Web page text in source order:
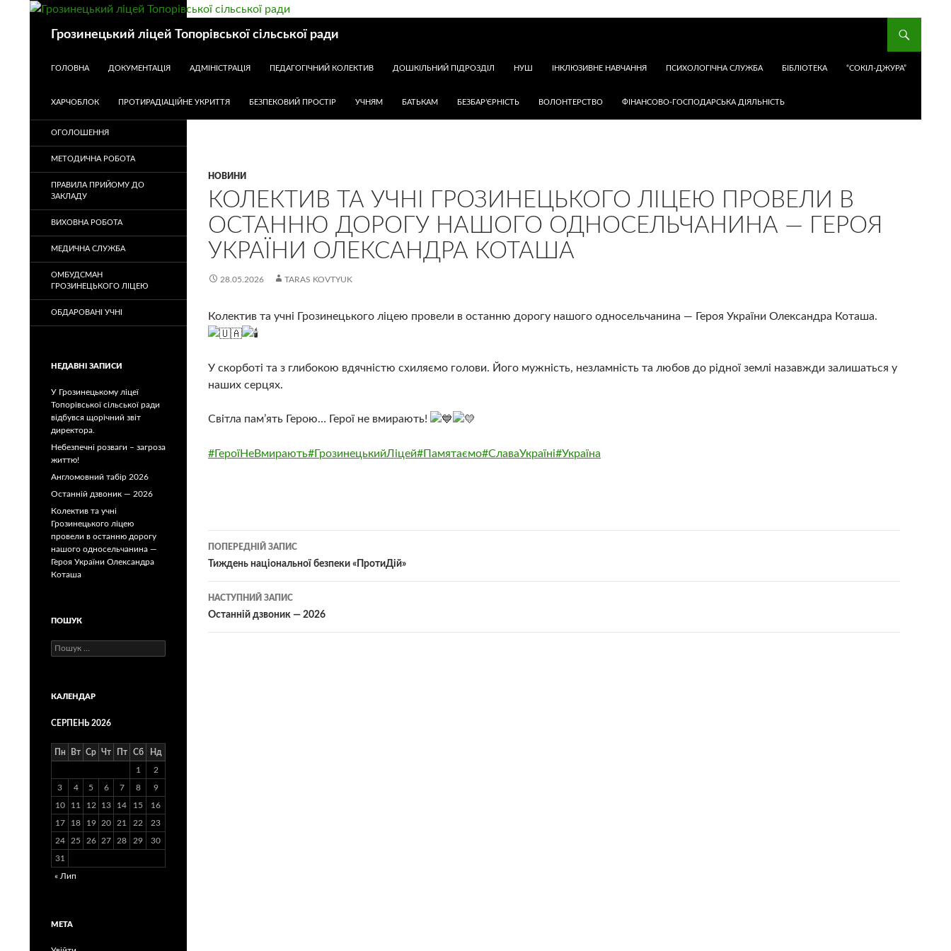
Грозинецький ліцей Топорівської сільської ради
ГОЛОВНА
ДОКУМЕНТАЦІЯ АДМІНІСТРАЦІЯ ПЕДАГОГІЧНИЙ КОЛЕКТИВ ДОШКІЛЬНИЙ ПІДРОЗДІЛ НУШ ІНКЛЮЗИВНЕ НАВЧАННЯ ПСИХОЛОГІЧНА СЛУЖБА БІБЛІОТЕКА “СОКІЛ-ДЖУРА”
ХАРЧОБЛОК ПРОТИРАДІАЦІЙНЕ УКРИТТЯ БЕЗПЕКОВИЙ ПРОСТІР УЧНЯМ БАТЬКАМ БЕЗБАР’ЄРНІСТЬ ВОЛОНТЕРСТВО ФІНАНСОВО-ГОСПОДАРСЬКА ДІЯЛЬНІСТЬ
НОВИНИ
КОЛЕКТИВ ТА УЧНІ ГРОЗИНЕЦЬКОГО ЛІЦЕЮ ПРОВЕЛИ В
ОСТАННЮ ДОРОГУ НАШОГО ОДНОСЕЛЬЧАНИНА — ГЕРОЯ
УКРАЇНИ ОЛЕКСАНДРА КОТАША
28.05.2026 TARAS KOVTYUK
Колектив та учні Грозинецького ліцею провели в останню дорогу нашого односельчанина — Героя України Олександра Коташа.
У скорботі та з глибокою вдячністю схиляємо голови. Його мужність, незламність та любов до рідної землі назавжди залишаться у
наших серцях.
Світла пам’ять Герою… Герої не вмирають!
#ГероїНеВмирають#ГрозинецькийЛіцей#Памятаємо#СлаваУкраїні#Україна
Навігація
по
записам
ПОПЕРЕДНІЙ ЗАПИС
Тиждень національної безпеки «ПротиДій»
НАСТУПНИЙ ЗАПИС
Останній дзвоник — 2026
ОГОЛОШЕННЯ
МЕТОДИЧНА РОБОТА
ПРАВИЛА ПРИЙОМУ ДО
ЗАКЛАДУ
ВИХОВНА РОБОТА
МЕДИЧНА СЛУЖБА
ОМБУДСМАН
ГРОЗИНЕЦЬКОГО ЛІЦЕЮ
ОБДАРОВАНІ УЧНІ
НЕДАВНІ ЗАПИСИ
У Грозинецькому ліцеї
Топорівської сільської ради
відбувся щорічний звіт
директора.
Небезпечні розваги – загроза
життю!
Англомовний табір 2026
Останній дзвоник — 2026
Колектив та учні
Грозинецького ліцею
провели в останню дорогу
нашого односельчанина —
Героя України Олександра
Коташа
ПОШУК
Пошук:
КАЛЕНДАР
СЕРПЕНЬ 2026
Пн Вт Ср Чт Пт Сб Нд
1 2
3 4 5 6 7 8 9
10 11 12 13 14 15 16
17 18 19 20 21 22 23
24 25 26 27 28 29 30
31
« Лип
МЕТА